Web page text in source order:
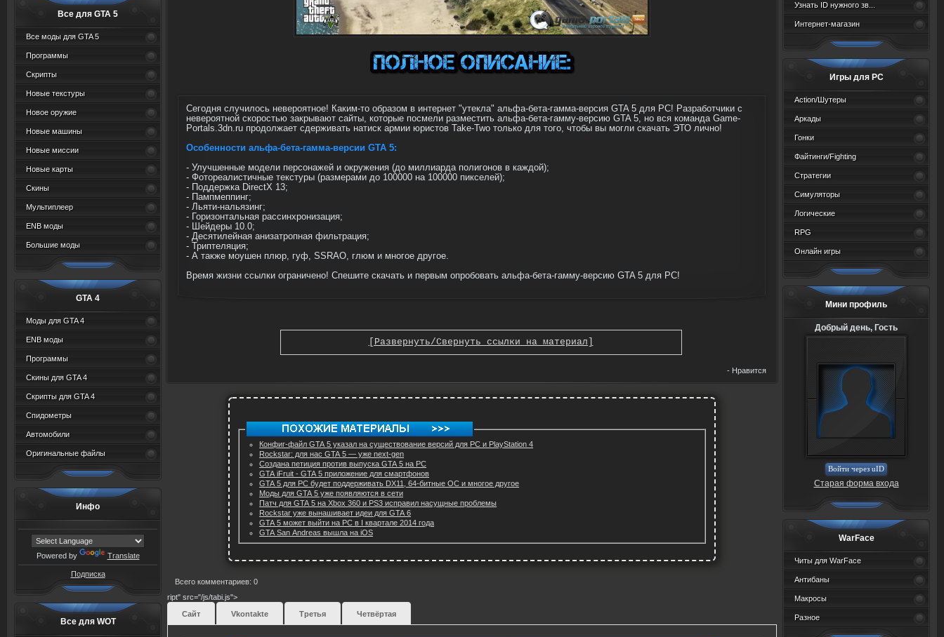
Все для GTA 5
Все моды для GTA 5
Программы
Скрипты
Новые текстуры
Новое оружие
Новые машины
Новые миссии
Новые карты
Скины
Мультиплеер
ENB моды
Большие моды
GTA 4
Моды для GTA 4
ENB моды
Программы
Скины для GTA 4
Скрипты для GTA 4
Спидометры
Автомобили
Оригинальные файлы
Инфо
Powered by Translate
Подписка
Все для WOT
Узнать ID нужного зв...
Интернет-магазин
Игры для PC
Action/Шутеры
Аркады
Гонки
Файтинги/Fighting
Стратегии
Симуляторы
Логические
RPG
Онлайн игры
Мини профиль
Добрый день, Гость
Войти через uID
Старая форма входа
WarFace
Читы для WarFace
Антибаны
Макросы
Разное
Сегодня случилось невероятное! Каким-то образом в интернет "утекла" альфа-бета-гамма-версия GTA 5 для PC! Разработчики с
невероятной скоростью закрывают сайты, которые посмели разместить альфа-бета-гамму-версию GTA 5, но вся команда Game-
Portals.3dn.ru продолжает сдерживать натиск армии юристов Take-Two только для того, чтобы вы могли скачать ЭТО лично!
Особенности альфа-бета-гамма-версии GTA 5:
- Улучшенные модели персонажей и окружения (до миллиарда полигонов в каждой);
- Фотореалистичные текстуры (размерами до 100000 на 100000 пикселей);
- Поддержка DirectX 13;
- Пампмеппинг;
- Льяти-нальязинг;
- Горизонтальная рассинхронизация;
- Шейдеры 10.0;
- Десятилейная анизатропная фильтрация;
- Триптеляция;
- А также моушен плюр, гуф, SSRAO, глюм и многое другое.
Время жизни ссылки ограничено! Спешите скачать и первым опробовать альфа-бета-гамму-версию GTA 5 для PC!
[Развернуть/Свернуть ссылки на материал]
- Нравится
Конфиг-файл GTA 5 указал на существование версий для PC и PlayStation 4
Rockstar: для нас GTA 5 — уже next-gen
Создана петиция против выпуска GTA 5 на PC
GTA iFruit - GTA 5 приложение для смартфонов
GTA 5 для PC будет поддерживать DX11, 64-битные ОС и многое другое
Моды для GTA 5 уже появляются в сети
Патч для GTA 5 на Xbox 360 и PS3 исправил насущные проблемы
Rockstar уже вынашивает идеи для GTA 6
GTA 5 может выйти на PC в I квартале 2014 года
GTA San Andreas вышла на iOS
Всего комментариев: 0
ript" src="/js/tabi.js">
Сайт
Vkontakte Третья Четвёртая